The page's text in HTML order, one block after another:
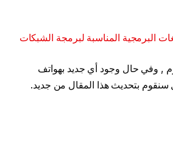
البرمجية المناسبة لبرمجة الشبكات
, وفي حال وجود أي جديد بهواتف
بتحديث هذا المقال من جديد.